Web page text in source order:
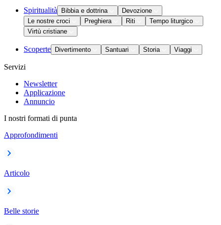
Spiritualità Bibbia e dottrina
Devozione
Le nostre croci
Preghiera Riti
Tempo liturgico
Virtù cristiane
Scoperte Divertimento Santuari Storia Viaggi
Servizi
Newsletter
Applicazione
Annuncio
I nostri formati di punta
Approfondimenti
Articolo
Belle storie